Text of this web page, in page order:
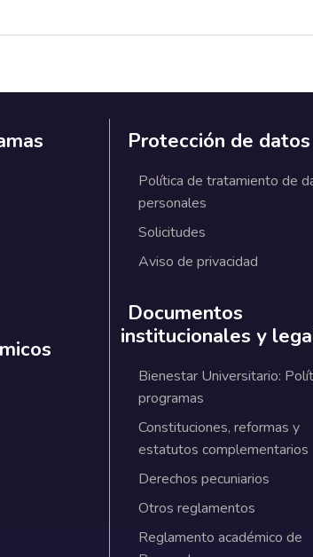
Protección de datos
Política de tratamiento de
personales
Solicitudes
Aviso de privacidad
Documentos
institucionales y
Bienestar Universitario:
programas
Constituciones, reformas y
estatutos complementarios
Derechos pecuniarios
Otros reglamentos
Reglamento académico de